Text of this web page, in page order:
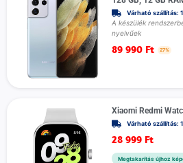
Várható szállítás:
A készülék
nyelvűek
89 990 Ft 27%
Xiaomi Redmi
Várható szállítás:
28 999 Ft
Megtakarítás újhoz